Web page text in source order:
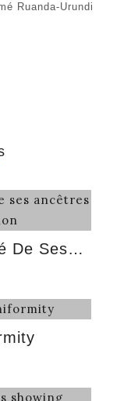
Ruanda-Urundi
De Ses…